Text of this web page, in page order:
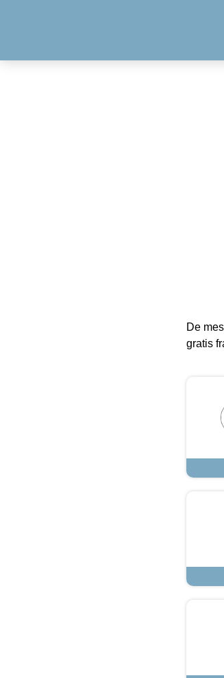
De
gratis